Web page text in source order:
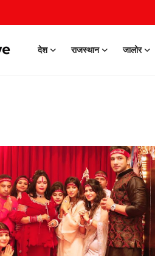
देश राजस्थान जालोर